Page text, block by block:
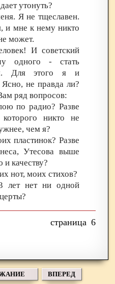
утонуть?
Я не тщеславен.
и мне к нему никто
может.
И советский
одного - стать
Для этого я и
не правда ли?
ряд вопросов:
по радио? Разве
никто не
чем я?
пластинок? Разве
Утесова выше
качеству?
нот, моих стихов?
лет нет ни одной
6
ВПЕРЕД